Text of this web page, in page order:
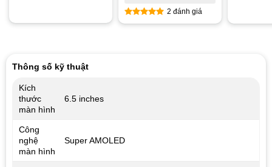
Được xếp
2 đánh giá
Thông số kỹ thuật
Kích
thước
màn hình
6.5 inches
Công
nghệ
màn hình
Super AMOLED